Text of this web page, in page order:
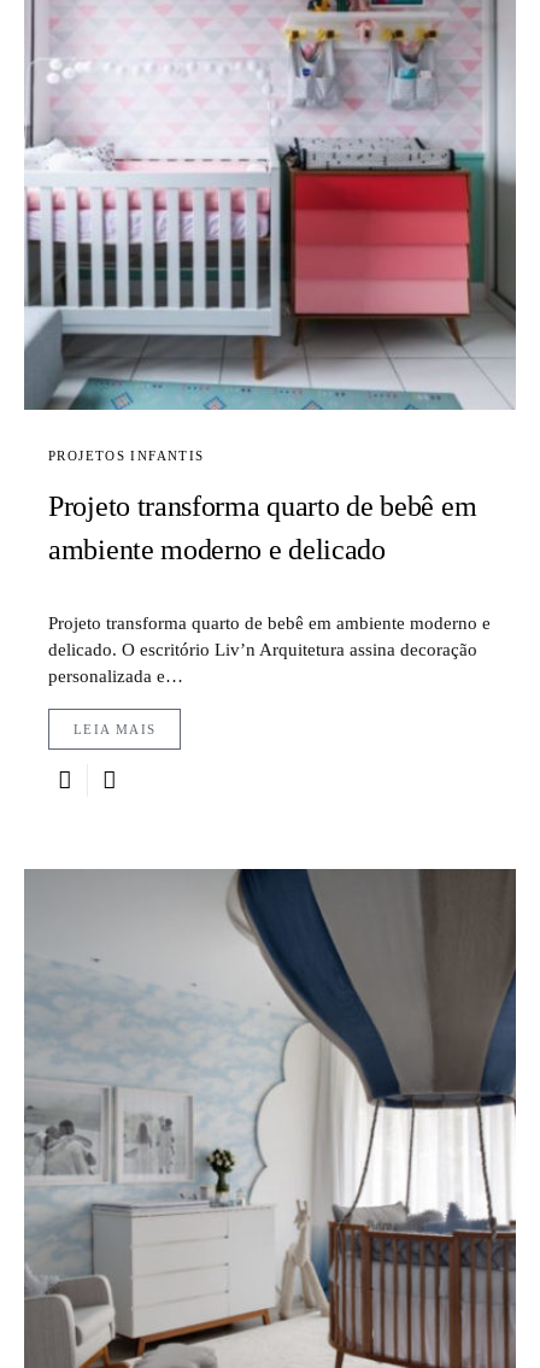
PROJETOS INFANTIS
Projeto transforma quarto de bebê em
ambiente moderno e delicado
Projeto transforma quarto de bebê em ambiente moderno e
delicado. O escritório Liv’n Arquitetura assina decoração
personalizada e…
LEIA MAIS